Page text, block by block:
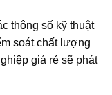
thông số kỹ thuật
soát chất lượng
giá rẻ sẽ phát